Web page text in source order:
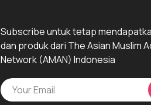
Subscribe untuk tetap
dan produk dari The Asian Muslim
Network (AMAN) Indonesia